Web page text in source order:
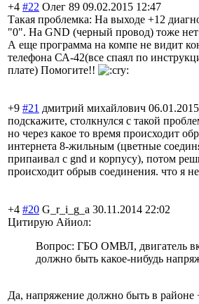
+4 #22 Олег 89 09.02.2015 12:47
Такая проблемка: На выходе +12
"0". На GND (черный провод) тоже
А еще программа на компе не видит
телефона СА-42(все спаял по
плате) Помогите!!
+9 #21 дмитрий михайлович
подскажите, столкнулся с такой
но через какое то время происходит
интернета 8-жильным (цветные
припаивал с gnd и корпусу), потом
происходит обрыв соединения. что я
+4 #20 G_r_i_g_a 30.11.2014 22:02
Цитирую Айиол:
Вопрос: ГБО ОМВЛ, двигатель
должно быть какое-нибудь
Да, напряжение должно быть в районе